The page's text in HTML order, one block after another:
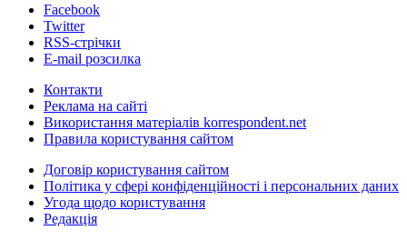
Facebook
Twitter
RSS-стрічки
E-mail розсилка
Контакти
Реклама на сайті
Використання матеріалів korrespondent.net
Правила користування сайтом
Договір користування сайтом
Політика у сфері конфіденційності і персональних даних
Угода щодо користування
Редакція